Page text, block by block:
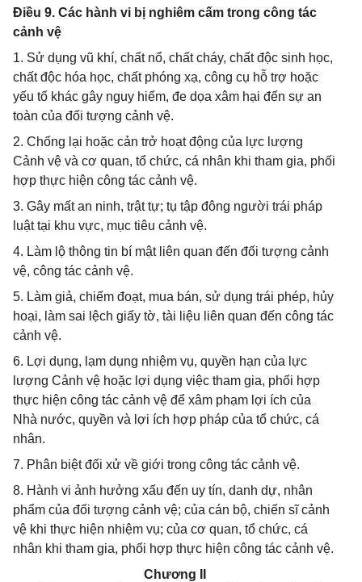
Điều 9. Các hành vi bị nghiêm cấm trong công tác
cảnh vệ
1. Sử dụng vũ khí, chất nổ, chất cháy, chất độc sinh học,
chất độc hóa học, chất phóng xạ, công cụ hỗ trợ hoặc
yếu tố khác gây nguy hiểm, đe dọa xâm hại đến sự an
toàn của đối tượng cảnh vệ.
2. Chống lại hoặc cản trở hoạt động của lực lượng
Cảnh vệ và cơ quan, tổ chức, cá nhân khi tham gia, phối
hợp thực hiện công tác cảnh vệ.
3. Gây mất an ninh, trật tự; tụ tập đông người trái pháp
luật tại khu vực, mục tiêu cảnh vệ.
4. Làm lộ thông tin bí mật liên quan đến đối tượng cảnh
vệ, công tác cảnh vệ.
5. Làm giả, chiếm đoạt, mua bán, sử dụng trái phép, hủy
hoại, làm sai lệch giấy tờ, tài liệu liên quan đến công tác
cảnh vệ.
6. Lợi dụng, lạm dụng nhiệm vụ, quyền hạn của lực
lượng Cảnh vệ hoặc lợi dụng việc tham gia, phối hợp
thực hiện công tác cảnh vệ để xâm phạm lợi ích của
Nhà nước, quyền và lợi ích hợp pháp của tổ chức, cá
nhân.
7. Phân biệt đối xử về giới trong công tác cảnh vệ.
8. Hành vi ảnh hưởng xấu đến uy tín, danh dự, nhân
phẩm của đối tượng cảnh vệ; của cán bộ, chiến sĩ cảnh
vệ khi thực hiện nhiệm vụ; của cơ quan, tổ chức, cá
nhân khi tham gia, phối hợp thực hiện công tác cảnh vệ.
Chương II